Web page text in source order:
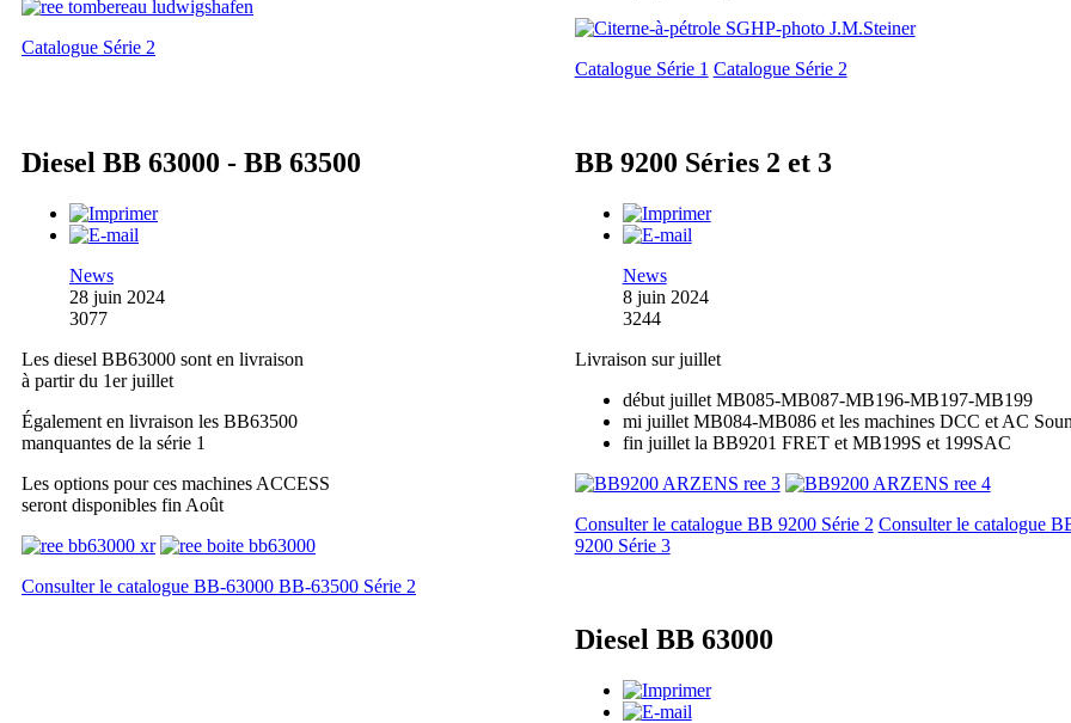
Catalogue Série 2
Catalogue Série 1 Catalogue Série 2
Diesel BB 63000 - BB 63500
News
28 juin 2024
3077
Les diesel BB63000 sont en livraison
à partir du 1er juillet
Également en livraison les BB63500
manquantes de la série 1
Les options pour ces machines ACCESS
seront disponibles fin Août
Consulter le catalogue BB-63000 BB-63500 Série 2
BB 9200 Séries 2 et 3
News
8 juin 2024
3244
Livraison sur juillet
début juillet MB085-MB087-MB196-MB197-MB199
mi juillet MB084-MB086 et les machines DCC et AC
fin juillet la BB9201 FRET et MB199S et 199SAC
Consulter le catalogue BB 9200 Série 2 Consulter le catalogue
9200 Série 3
Diesel BB 63000